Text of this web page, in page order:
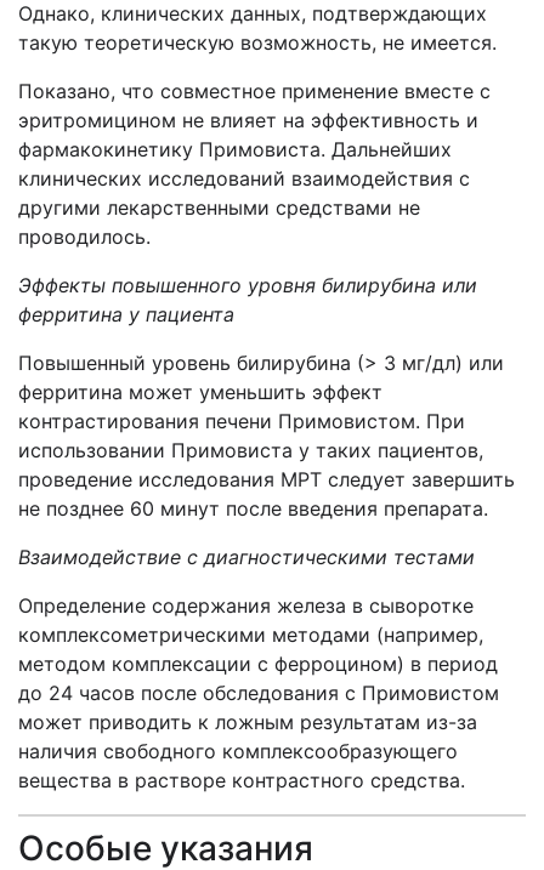
Однако, клинических данных, подтверждающих
такую теоретическую возможность, не имеется.
Показано, что совместное применение вместе с
эритромицином не влияет на эффективность и
фармакокинетику Примовиста. Дальнейших
клинических исследований взаимодействия с
другими лекарственными средствами не
проводилось.
Эффекты повышенного уровня билирубина или
ферритина у пациента
Повышенный уровень билирубина (> 3 мг/дл) или
ферритина может уменьшить эффект
контрастирования печени Примовистом. При
использовании Примовиста у таких пациентов,
проведение исследования МРТ следует завершить
не позднее 60 минут после введения препарата.
Взаимодействие с диагностическими тестами
Определение содержания железа в сыворотке
комплексометрическими методами (например,
методом комплексации с ферроцином) в период
до 24 часов после обследования с Примовистом
может приводить к ложным результатам из-за
наличия свободного комплексообразующего
вещества в растворе контрастного средства.
Особые указания